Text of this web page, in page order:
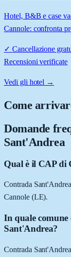
Hotel, B&B e case
Cannole: confronta
✓ Cancellazione
Recensioni verificate
Vedi gli hotel →
Come
Domande
Sant'Andrea
Qual è il CAP di
Contrada
Cannole (LE).
In quale
Sant'Andrea?
Contrada